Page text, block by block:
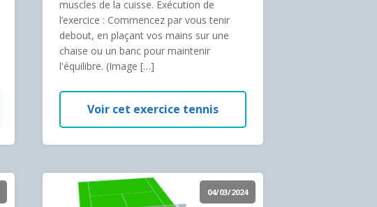
muscles de la cuisse. Exécution de
l’exercice : Commencez par vous tenir
debout, en plaçant vos mains sur une
chaise ou un banc pour maintenir
l'équilibre. (Image […]
Voir cet exercice tennis
04/03/2024